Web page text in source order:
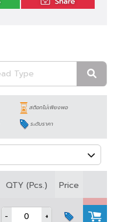
สต็อกไม่เพียงพอ
ระดับราคา
QTY (Pcs.)
Price
- +